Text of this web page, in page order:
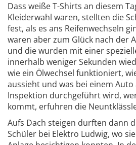
Dass weiße T-Shirts an diesem
Kleiderwahl waren, stellten die
fest, als es ans Reifenwechseln
waren aber zum Glück nach der
und die wurden mit einer
innerhalb weniger Sekunden
wie ein Ölwechsel funktioniert,
aussieht und was bei einem Auto
Inspektion durchgeführt wird,
kommt, erfuhren die
Aufs Dach steigen durften dann
Schüler bei Elektro Ludwig, wo